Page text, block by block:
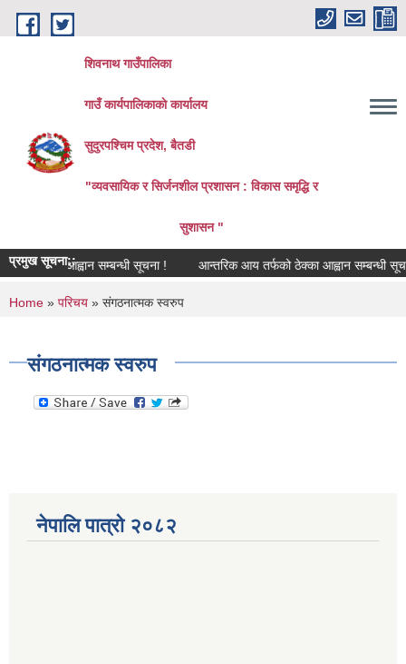
Skip to main content
शिवनाथ गाउँपालिका
गाउँ कार्यपालिकाकाे कार्यालय
सुदुरपश्चिम प्रदेश, बैतडी
"व्यवसायिक र सिर्जनशील प्रशासन : विकास समृद्धि र
सुशासन "
प्रमुख सूचना::
दररेट आह्वान सम्बन्धी सूचना ! आन्तरिक आय तर्फको ठेक्का आह्वान सम्बन्धी सूचना ।
You are here
Home » परिचय » संगठनात्मक स्वरुप
संगठनात्मक स्वरुप
नेपालि पात्रो २०८२